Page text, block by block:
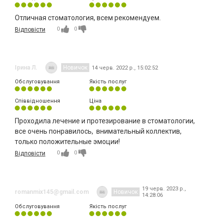
Отличная стоматология, всем рекомендуем.
Відповісти 0 0
Ірина Л. Новичок 14 черв. 2022 р., 15:02:52
Обслуговування Якість послуг
Співвідношення Ціна
Проходила лечение и протезирование в стоматологии,
все очень понравилось, внимательный коллектив,
только положительные эмоции!
Відповісти 0 0
romanmix145@gmail.com Новичок
19 черв. 2023 р.,
14:28:06
Обслуговування
Якість послуг